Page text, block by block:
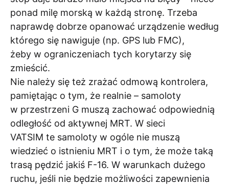
ponad milę morską w każdą stronę. Trzeba
naprawdę dobrze opanować urządzenie według
którego się nawiguje (np. GPS lub FMC),
żeby w ograniczeniach tych korytarzy się
zmieścić.
Nie należy się też zrażać odmową kontrolera,
pamiętając o tym, że realnie – samoloty
w przestrzeni G muszą zachować odpowiednią
odległość od aktywnej MRT. W sieci
VATSIM te samoloty w ogóle nie muszą
wiedzieć o istnieniu MRT i o tym, że może taką
trasą pędzić jakiś F-16. W warunkach dużego
ruchu, jeśli nie będzie możliwości zapewnienia